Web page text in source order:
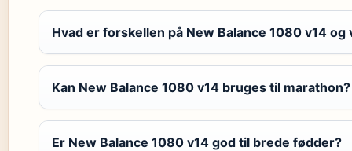
Hvad er forskellen på New Balance 1080 v14 og
Kan New Balance 1080 v14 bruges til marathon?
Er New Balance 1080 v14 god til brede fødder?